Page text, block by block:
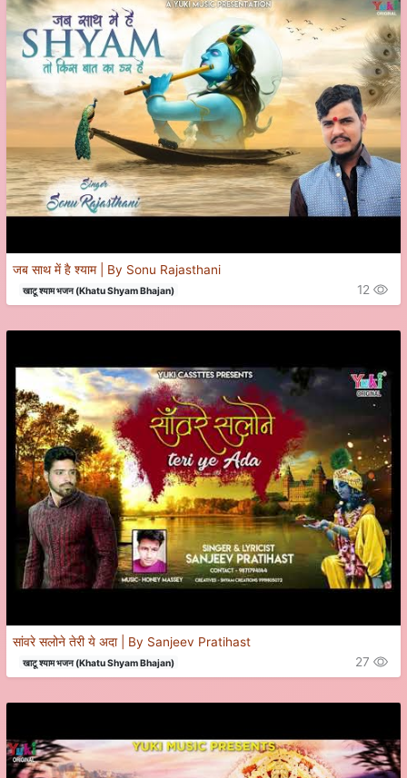
जब साथ में है श्याम | By Sonu Rajasthani
खाटू श्याम भजन (Khatu Shyam Bhajan) 12
सांवरे सलोने तेरी ये अदा | By Sanjeev Pratihast
खाटू श्याम भजन (Khatu Shyam Bhajan) 27